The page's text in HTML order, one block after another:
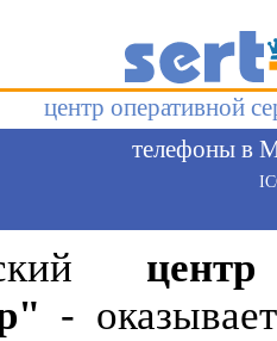
центр оперативной
телефоны в
-